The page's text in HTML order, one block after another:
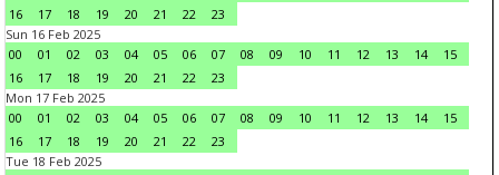
16
17 18 19 20 21 22
23
Sun 16 Feb 2025
00
01 02 03 04 05 06 07 08 09 10 11 12 13 14
15
16
17 18 19 20 21 22
23
Mon 17 Feb 2025
00
01 02 03 04 05 06 07 08 09 10 11 12 13 14
15
16
17 18 19 20 21 22
23
Tue 18 Feb 2025